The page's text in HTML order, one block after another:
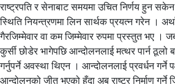
राष्ट्रपति र सेनाबाट समयमा उचित निर्णय हुन
स्थिति नियन्त्रणमा लिन सार्थक प्रयत्न गरेन ।
गैरजिम्मेवार वा कम जिम्मेवार रुपमा प्रस्तुत भए ।
कुर्सी छोडेर भागेपछि आन्दोलनलाई मत्थर पार्न ठूलो
गर्नुपर्ने अवस्था थिएन । आन्दोलनलाई प्रवर्धन गर्ने
आन्दोलनको जीत भएको हुँदा अब राष्ट्र निर्माण गर्ने